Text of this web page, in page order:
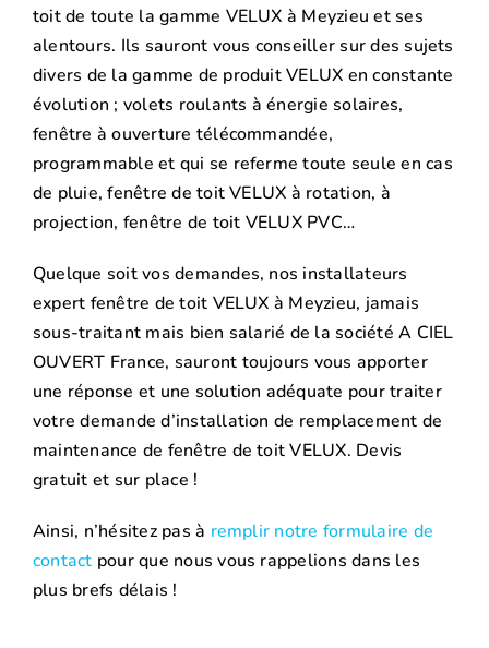
toit de toute la gamme VELUX à Meyzieu et ses
alentours. Ils sauront vous conseiller sur des sujets
divers de la gamme de produit VELUX en constante
évolution ; volets roulants à énergie solaires,
fenêtre à ouverture télécommandée,
programmable et qui se referme toute seule en cas
de pluie, fenêtre de toit VELUX à rotation, à
projection, fenêtre de toit VELUX PVC…
Quelque soit vos demandes, nos installateurs
expert fenêtre de toit VELUX à Meyzieu, jamais
sous-traitant mais bien salarié de la société A CIEL
OUVERT France, sauront toujours vous apporter
une réponse et une solution adéquate pour traiter
votre demande d’installation de remplacement de
maintenance de fenêtre de toit VELUX. Devis
gratuit et sur place !
Ainsi, n’hésitez pas à remplir notre formulaire de
contact pour que nous vous rappelions dans les
plus brefs délais !